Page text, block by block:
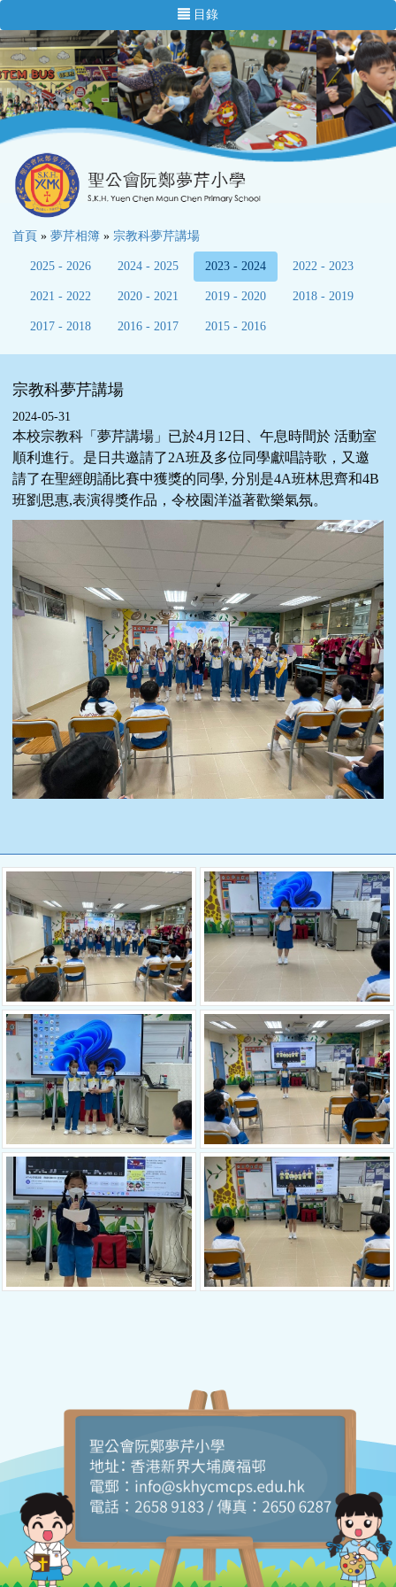
目錄
首頁 » 夢芹相簿 » 宗教科夢芹講場
2025 - 2026 2024 - 2025 2023 - 2024 2022 - 2023
2021 - 2022 2020 - 2021 2019 - 2020 2018 - 2019
2017 - 2018 2016 - 2017 2015 - 2016
宗教科夢芹講場
2024-05-31
本校宗教科「夢芹講場」已於4月12日、午息時間於 活動室
順利進行。是日共邀請了2A班及多位同學獻唱詩歌，又邀
請了在聖經朗誦比賽中獲獎的同學, 分別是4A班林思齊和4B
班劉思惠,表演得獎作品，令校園洋溢著歡樂氣氛。